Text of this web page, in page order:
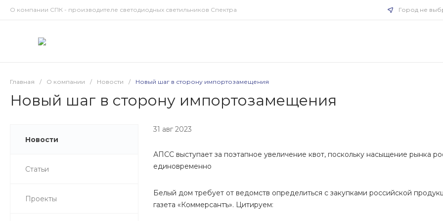
О компании СПК - производителе светодиодных светильников Спектра Город не
Главная / О компании / Новости / Новый шаг в сторону импортозамещения
Новый шаг в сторону импортозамещения
Новости
Статьи
Проекты
31 авг 2023
АПСС выступает за поэтапное увеличение квот, поскольку насыщение рынка
единовременно
Белый дом требует от ведомств определиться с закупками российской
газета «Коммерсантъ». Цитируем: